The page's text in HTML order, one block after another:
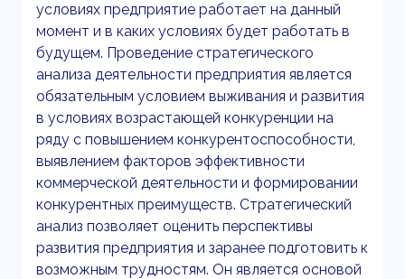
условиях предприятие работает на данный
момент и в каких условиях будет работать в
будущем. Проведение стратегического
анализа деятельности предприятия является
обязательным условием выживания и развития
в условиях возрастающей конкуренции на
ряду с повышением конкурентоспособности,
выявлением факторов эффективности
коммерческой деятельности и формировании
конкурентных преимуществ. Стратегический
анализ позволяет оценить перспективы
развития предприятия и заранее подготовить к
возможным трудностям. Он является основой